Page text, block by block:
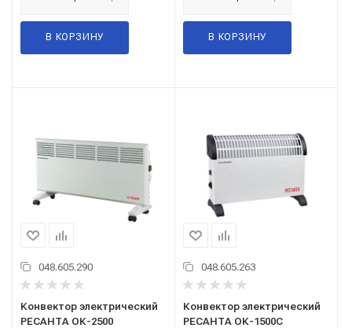
В КОРЗИНУ В КОРЗИНУ
048.605.290
Конвектор электрический
РЕСАНТА ОК-2500
048.605.263
Конвектор электрический
РЕСАНТА ОК-1500С